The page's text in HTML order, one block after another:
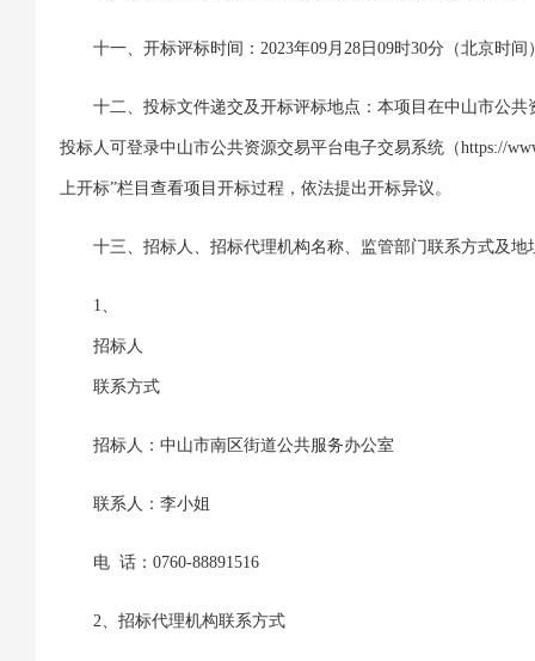
十一、开标评标时间：2023年09月28日09时30分（北京时间
十二、投标文件递交及开标评标地点：本项目在中山市公
投标人可登录中山市公共资源交易平台电子交易系统（https://
上开标”栏目查看项目开标过程，依法提出开标异议。
十三、招标人、招标代理机构名称、监管部门联系方式及地
1、
招标人
联系方式
招标人：中山市南区街道公共服务办公室
联系人：李小姐
电 话：0760-88891516
2、招标代理机构联系方式